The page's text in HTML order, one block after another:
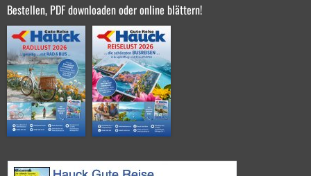
Bestellen, PDF downloaden oder online blättern!